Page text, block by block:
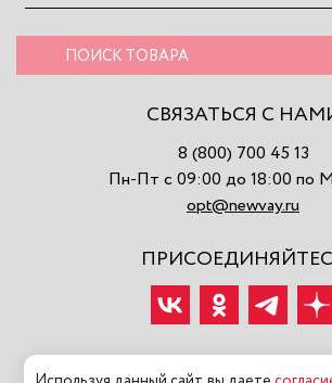
СВЯЗАТЬСЯ С
8 (800) 700 45 13
Пн-Пт с 09:00 до 18:00 по
opt@newvay.ru